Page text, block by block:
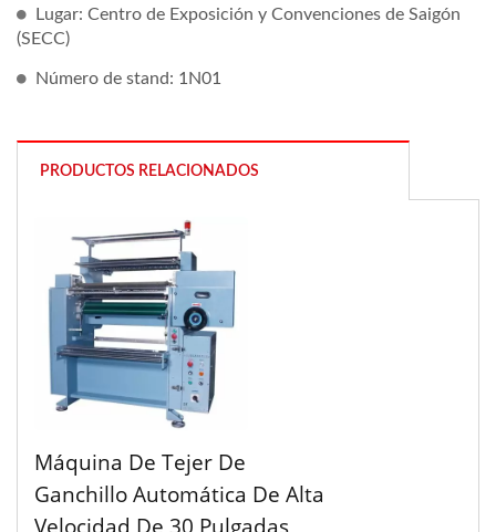
Lugar: Centro de Exposición y Convenciones de Saigón
(SECC)
Número de stand: 1N01
PRODUCTOS RELACIONADOS
Máquina De Tejer De
Ganchillo Automática De Alta
Velocidad De 30 Pulgadas